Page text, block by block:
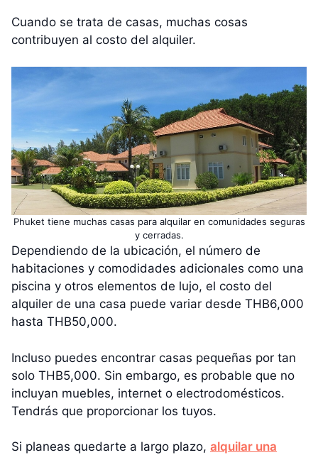
Cuando se trata de casas, muchas cosas
contribuyen al costo del alquiler.
Phuket tiene muchas casas para alquilar en comunidades seguras
y cerradas.
Dependiendo de la ubicación, el número de
habitaciones y comodidades adicionales como una
piscina y otros elementos de lujo, el costo del
alquiler de una casa puede variar desde THB6,000
hasta THB50,000.
Incluso puedes encontrar casas pequeñas por tan
solo THB5,000. Sin embargo, es probable que no
incluyan muebles, internet o electrodomésticos.
Tendrás que proporcionar los tuyos.
Si planeas quedarte a largo plazo, alquilar una